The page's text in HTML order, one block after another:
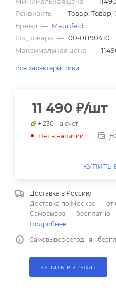
Реквизиты — Товар, Товар,
Бренд — Maunfeld
Код товара — 00-01190410
Максимальная цена —
Все характеристики
11 490 ₽/шт
+ 230 на счет
Нет в наличии
КУПИТЬ
Доставка в Россию
Доставка по Москве — от
Самовывоз — бесплатно
Подробнее
Самовывоз сегодня -
КУПИТЬ В КРЕДИТ